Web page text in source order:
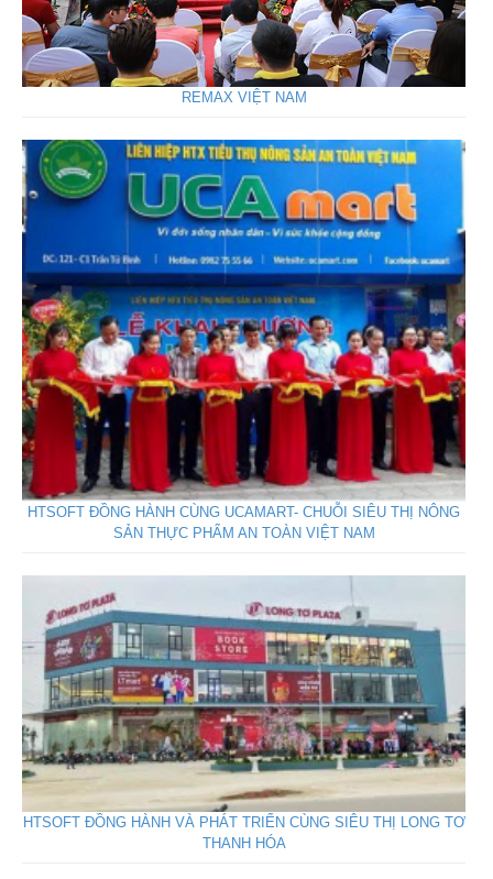
REMAX VIỆT NAM
HTSOFT ĐỒNG HÀNH CÙNG UCAMART- CHUỖI SIÊU THỊ NÔNG
SẢN THỰC PHẨM AN TOÀN VIỆT NAM
HTSOFT ĐỒNG HÀNH VÀ PHÁT TRIỂN CÙNG SIÊU THỊ LONG TƠ
THANH HÓA